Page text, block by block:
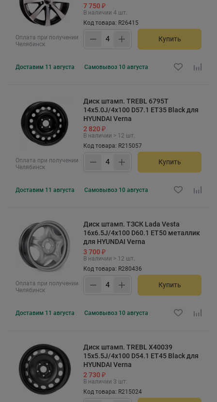
Оплата при получении
Челябинск
7 750 ₽
В наличии 4 шт.
Код товара: R26415
Купить
Доставим 11 августа Самовывоз 10 августа
Оплата при получении
Челябинск
Диск штамп. TREBL 6795T
14x5.0J/4x100 D57.1 ET35 Black для
HYUNDAI Verna
2 820 ₽
В наличии > 12 шт.
Код товара: R215057
Купить
Доставим 11 августа Самовывоз 10 августа
Оплата при получении
Челябинск
Диск штамп. ТЗСК Lada Vesta
16x6.5J/4x100 D60.1 ET50 металлик
для HYUNDAI Verna
3 700 ₽
В наличии > 12 шт.
Код товара: R280436
Купить
Доставим 11 августа Самовывоз 10 августа
Диск штамп. TREBL X40039
15x5.5J/4x100 D54.1 ET45 Black для
HYUNDAI Verna
2 730 ₽
В наличии 3 шт.
Код товара: R215024